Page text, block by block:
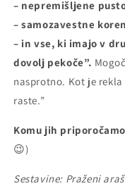
– nepremišljene
– samozavestne
– in vse, ki imajo v
dovolj pekoče”.
nasprotno. Kot je
raste.”
Komu jih
😉)
Sestavine: Praženi